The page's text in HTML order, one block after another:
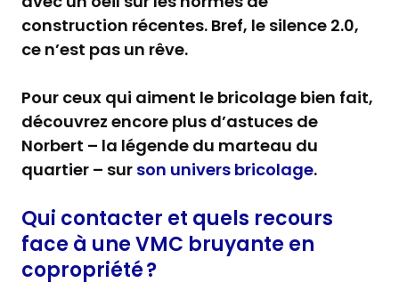
construction récentes. Bref, le silence 2.0,
ce n’est pas un rêve.
Pour ceux qui aiment le bricolage bien fait,
découvrez encore plus d’astuces de
Norbert – la légende du marteau du
quartier – sur son univers bricolage.
Qui contacter et quels recours
face à une VMC bruyante en
copropriété ?